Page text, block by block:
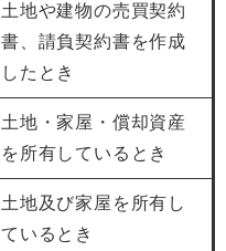
土地や建物の売買契約
書、請負契約書を作成
したとき
土地・家屋・償却資産
を所有しているとき
土地及び家屋を所有し
ているとき